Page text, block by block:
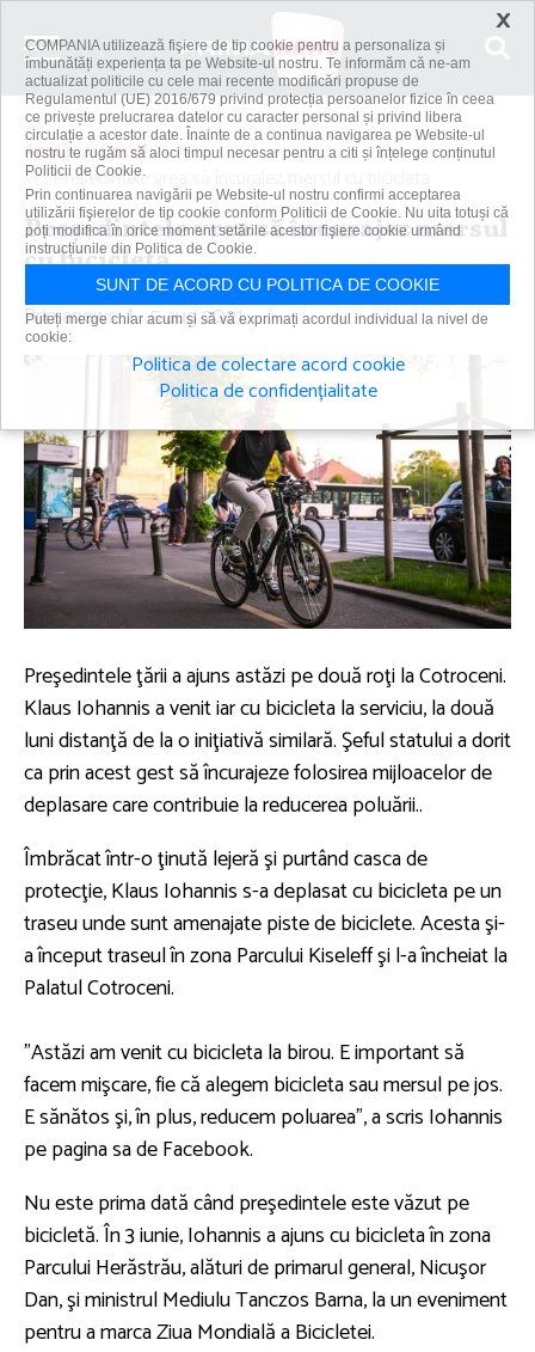
Acasă
Social
Preşedintele vrea să încurajez mersul cu bicicleta
Preşedintele vrea să încurajez mersul
cu bicicleta
Primanews | 5 aug 2021
Preşedintele ţării a ajuns astăzi pe două roţi la Cotroceni.
Klaus Iohannis a venit iar cu bicicleta la serviciu, la două
luni distanţă de la o iniţiativă similară. Şeful statului a dorit
ca prin acest gest să încurajeze folosirea mijloacelor de
deplasare care contribuie la reducerea poluării..
Îmbrăcat într-o ţinută lejeră şi purtând casca de
protecţie, Klaus Iohannis s-a deplasat cu bicicleta pe un
traseu unde sunt amenajate piste de biciclete. Acesta şi-
a început traseul în zona Parcului Kiseleff şi l-a încheiat la
Palatul Cotroceni.
”Astăzi am venit cu bicicleta la birou. E important să
facem mişcare, fie că alegem bicicleta sau mersul pe jos.
E sănătos şi, în plus, reducem poluarea”, a scris Iohannis
pe pagina sa de Facebook.
Nu este prima dată când preşedintele este văzut pe
bicicletă. În 3 iunie, Iohannis a ajuns cu bicicleta în zona
Parcului Herăstrău, alături de primarul general, Nicuşor
Dan, şi ministrul Mediulu Tanczos Barna, la un eveniment
pentru a marca Ziua Mondială a Bicicletei.
×
COMPANIA utilizează fişiere de tip cookie pentru a personaliza și
îmbunătăți experiența ta pe Website-ul nostru. Te informăm că ne-am
actualizat politicile cu cele mai recente modificări propuse de
Regulamentul (UE) 2016/679 privind protecția persoanelor fizice în ceea
ce privește prelucrarea datelor cu caracter personal și privind libera
circulație a acestor date. Înainte de a continua navigarea pe Website-ul
nostru te rugăm să aloci timpul necesar pentru a citi și înțelege conținutul
Politicii de Cookie.
Prin continuarea navigării pe Website-ul nostru confirmi acceptarea
utilizării fişierelor de tip cookie conform Politicii de Cookie. Nu uita totuși că
poți modifica în orice moment setările acestor fişiere cookie urmând
instrucțiunile din Politica de Cookie.
SUNT DE ACORD CU POLITICA DE COOKIE
Puteți merge chiar acum și să vă exprimați acordul individual la nivel de
cookie:
Politica de colectare acord cookie
Politica de confidențialitate